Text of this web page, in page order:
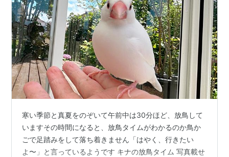
寒い季節と真夏をのぞいて午前中は30分ほど、放鳥して
いますその時間になると、放鳥タイムがわかるのか鳥か
ごで足踏みをして落ち着きません「はやく、行きたい
よ〜」と言っているようです キナの放鳥タイム 写真載せ